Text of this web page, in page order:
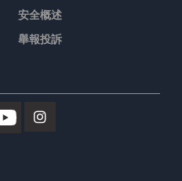
安全概述
舉報投訴